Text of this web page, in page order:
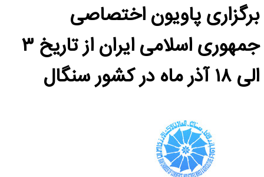
برگزاری پاویون اختصاصی
جمهوری اسلامی ایران از تاریخ ۳
الی ۱۸ آذر ماه در کشور سنگال